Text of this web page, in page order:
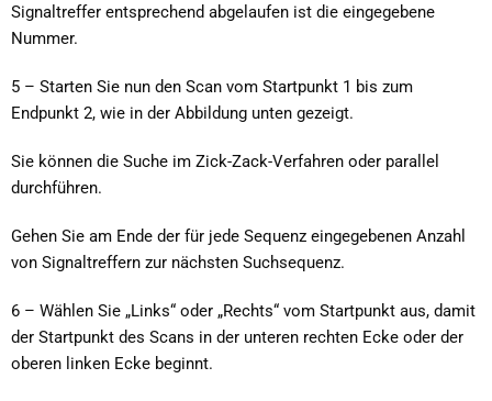
Signaltreffer entsprechend abgelaufen ist die eingegebene
Nummer.
5 – Starten Sie nun den Scan vom Startpunkt 1 bis zum
Endpunkt 2, wie in der Abbildung unten gezeigt.
Sie können die Suche im Zick-Zack-Verfahren oder parallel
durchführen.
Gehen Sie am Ende der für jede Sequenz eingegebenen Anzahl
von Signaltreffern zur nächsten Suchsequenz.
6 – Wählen Sie „Links“ oder „Rechts“ vom Startpunkt aus, damit
der Startpunkt des Scans in der unteren rechten Ecke oder der
oberen linken Ecke beginnt.